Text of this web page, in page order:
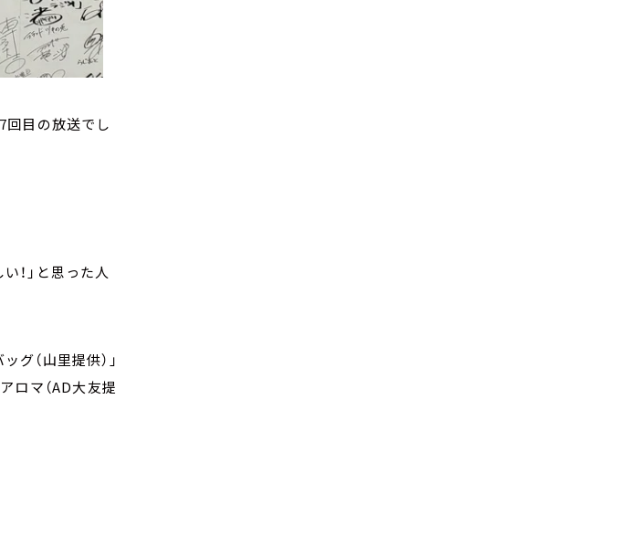
回目の放送でし
！」と思った人
（山里提供）」
ロマ（AD大友提